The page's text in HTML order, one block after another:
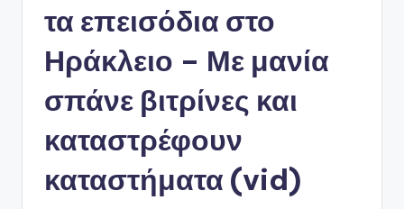
τα επεισόδια στο
Ηράκλειο – Με μανία
σπάνε βιτρίνες και
καταστρέφουν
καταστήματα (vid)